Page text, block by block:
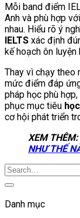
Mỗi band điểm
Anh và phù hợp
nhau. Hiểu rõ ý
IELTS xác định
kế hoạch ôn luyện
Thay vì chạy theo
mức điểm đáp
pháp học phù
phục mục tiêu
cơ hội phát triển
XEM THÊM:
NHƯ THẾ
Danh mục